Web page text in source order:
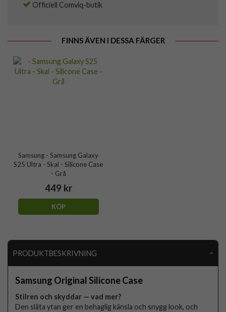
Officiell Comviq-butik
FINNS ÄVEN I DESSA FÄRGER
Samsung - Samsung Galaxy
S25 Ultra - Skal - Silicone Case
- Grå
449 kr
KÖP
PRODUKTBESKRIVNING
Samsung Original Silicone Case
Stilren och skyddar — vad mer?
Den släta ytan ger en behaglig känsla och snygg look, och